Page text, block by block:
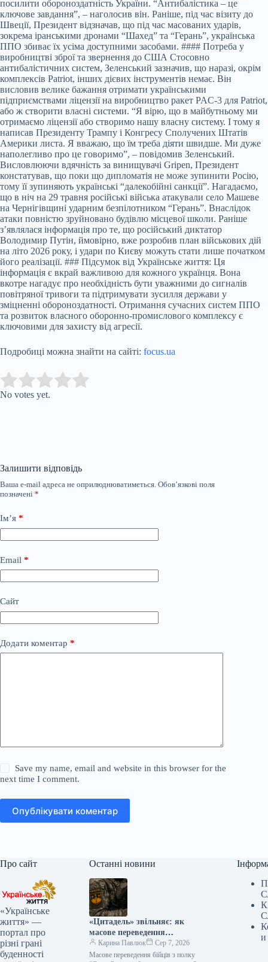
посилити обороноздатність України. “Антибалістика – це
ключове завдання”, – наголосив він. Раніше, під час візиту до
Швеції, Президент відзначав, що під час масованих ударів,
зокрема іранськими дронами “Шахед” та “Герань”, українська
ППО збиває їх усіма доступними засобами. #### Потреба у
виробництві зброї та звернення до США Стосовно
антибалістичних систем, Зеленський зазначив, що наразі, окрім
комплексів Patriot, інших дієвих інструментів немає. Він
висловив велике бажання отримати українськими
підприємствами ліцензії на виробництво ракет PAC-3 для Patriot,
або ж створити власні системи. “Я вірю, що в майбутньому ми
отримаємо ліцензії або створимо нашу власну систему. І тому я
написав Президенту Трампу і Конгресу Сполучених Штатів
Америки листа. Я вважаю, що їм треба діяти швидше. Ми дуже
наполегливо про це говоримо”, – повідомив Зеленський.
Висловлюючи вдячність за винищувачі Gripen, Президент
констатував, що поки що дипломатія не може зупинити Росію,
тому її зупиняють українські “далекобійні санкції”. Нагадаємо,
що в ніч на 29 травня російські війська атакували село Машеве
на Чернігівщині ударним безпілотником “Герань”. Внаслідок
атаки повністю зруйновано будівлю місцевої школи. Раніше
з’являлася інформація про те, що російський диктатор
Володимир Путін, ймовірно, вже розробив план військових дій
на літо 2026 року, і удари по Києву можуть стати лише початком
його реалізації. ### Підсумок від Українське життя: Ця
інформація є вкрай важливою для кожного українця. Вона
вкотре нагадує про необхідність бути уважними до сигналів
повітряної тривоги та підтримувати зусилля держави у
зміцненні обороноздатності. Отримання сучасних систем ППО
та розвиток власного оборонно-промислового комплексу є
ключовими для захисту від агресії.
Подробиці можна знайти на сайті: focus.ua
Rate this item:
No votes yet.
Залишити відповідь
Ваша e-mail адреса не оприлюднюватиметься. Обов’язкові поля
позначені *
Ім’я *
Email *
Сайт
Додати коментар *
Save my name, email and website in this browser for the
next time I comment.
Опублікувати коментар
Про сайт
«Українське
життя» —
портал про
різні грані
буденності
Останні новини
«Цитадель» звільняє: як
масове переведення
військових змінює фронт
Карина Павлюк
Сер 7, 2026
Масове переведення бійців з полку
и